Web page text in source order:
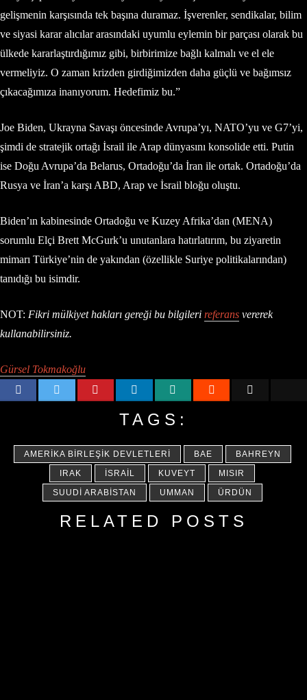
gelişmenin karşısında tek başına duramaz. İşverenler, sendikalar, bilim
ve siyasi karar alıcılar arasındaki uyumlu eylemin bir parçası olarak bu
ülkede kararlaştırdığımız gibi, birbirimize bağlı kalmalı ve el ele
vermeliyiz. O zaman krizden girdiğimizden daha güçlü ve bağımsız
çıkacağımıza inanıyorum. Hedefimiz bu.”
Joe Biden, Ukrayna Savaşı öncesinde Avrupa’yı, NATO’yu ve G7’yi,
şimdi de stratejik ortağı İsrail ile Arap dünyasını konsolide etti. Putin
ise Doğu Avrupa’da Belarus, Ortadoğu’da İran ile ortak. Ortadoğu’da
Rusya ve İran’a karşı ABD, Arap ve İsrail bloğu oluştu.
Biden’ın kabinesinde Ortadoğu ve Kuzey Afrika’dan (MENA)
sorumlu Elçi Brett McGurk’u unutanlara hatırlatırım, bu ziyaretin
mimarı Türkiye’nin de yakından (özellikle Suriye politikalarından)
tanıdığı bu isimdir.
NOT: Fikri mülkiyet hakları gereği bu bilgileri referans vererek
kullanabilirsiniz.
Gürsel Tokmakoğlu
TAGS:
AMERIKA BIRLEŞIK DEVLETLERI BAE
BAHREYN
IRAK
İSRAIL KUVEYT
MISIR
SUUDI ARABISTAN
UMMAN ÜRDÜN
RELATED POSTS